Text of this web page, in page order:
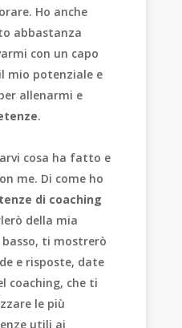
Ho anche
abbastanza
con un capo
mio potenziale e
allenarmi e
.
cosa ha fatto e
me. Di come ho
di coaching
della mia
basso, ti mostrerò
e risposte, date
coaching, che ti
le più
utili ai